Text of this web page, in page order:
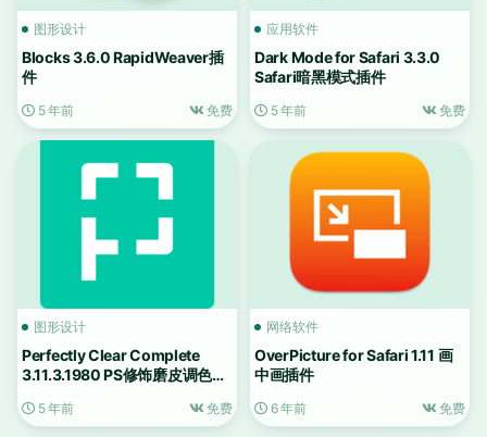
图形设计
Blocks 3.6.0 RapidWeaver插
件
5 年前 免费
应用软件
Dark Mode for Safari 3.3.0
Safari暗黑模式插件
5 年前 免费
图形设计
Perfectly Clear Complete
3.11.3.1980 PS修饰磨皮调色插
5 年前 免费
网络软件
OverPicture for Safari 1.11 画
中画插件
6 年前 免费